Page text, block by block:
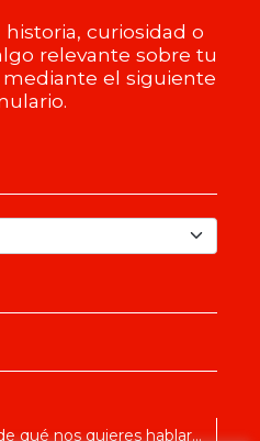
curiosidad o
relevante sobre tu
el siguiente